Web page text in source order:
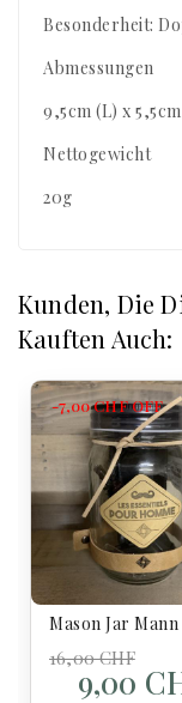
Besonderheit:
Abmessungen
9,5cm (L) x
Nettogewicht
20g
Kunden, Die
Kauften Auch:
Mason Jar
16,00 CHF
-7,00 CHFOFF
9,00